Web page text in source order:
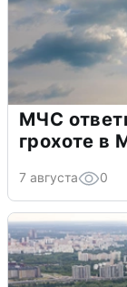
МЧС
грохоте в
7 августа 0